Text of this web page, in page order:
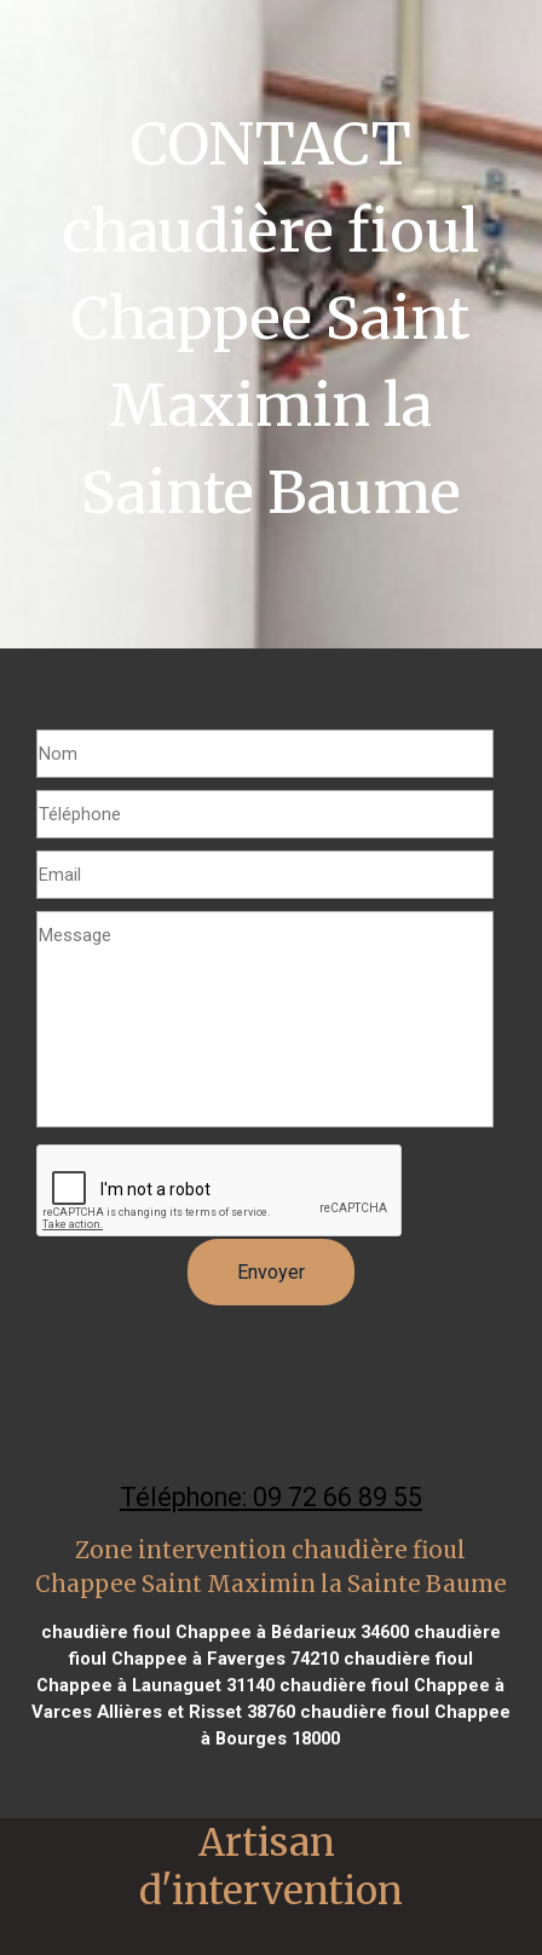
CONTACT
chaudière fioul
Chappee Saint
Maximin la
Sainte Baume
Téléphone: 09 72 66 89 55
Zone intervention chaudière fioul
Chappee Saint Maximin la Sainte Baume
chaudière fioul Chappee à Bédarieux 34600chaudière
fioul Chappee à Faverges 74210chaudière fioul
Chappee à Launaguet 31140 chaudière fioul Chappee à
Varces Allières et Risset 38760chaudière fioul Chappee
à Bourges 18000
Artisan
d'intervention